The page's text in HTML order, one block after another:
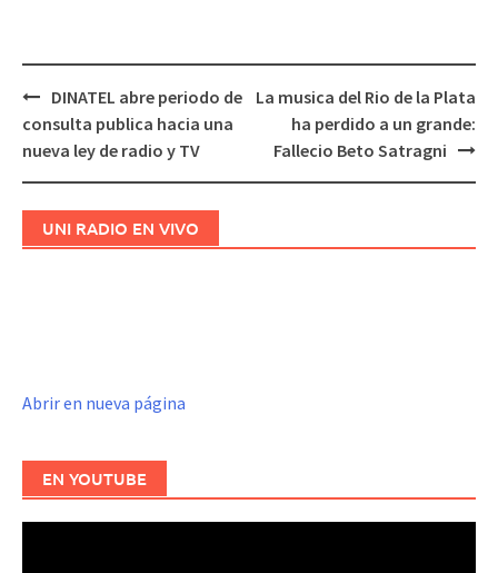
Navegación
de
entradas
DINATEL abre periodo de
consulta publica hacia una
nueva ley de radio y TV
La musica del Rio de la Plata
ha perdido a un grande:
Fallecio Beto Satragni
UNI RADIO EN VIVO
Abrir en nueva página
EN YOUTUBE